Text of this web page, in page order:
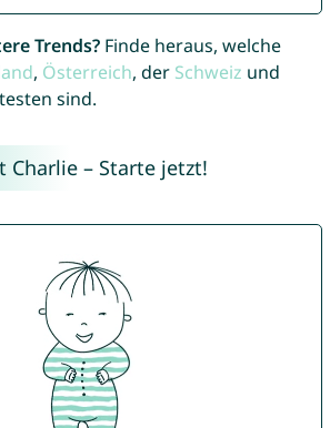
Trends?Finde heraus, welche
, Österreich, der Schweiz und
sind.
Charlie – Starte jetzt!